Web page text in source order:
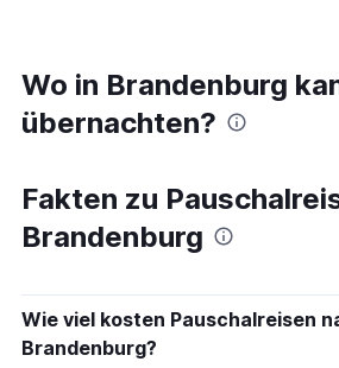
Wo in Brandenburg
übernachten?
Fakten zu
Brandenburg
Wie viel kosten Pauschalreisen
Brandenburg?